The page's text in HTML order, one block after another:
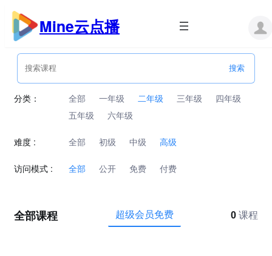
跳
内
Mine云点播
分类： 全部 一年级 二年级 三年级
四年级
五年级
六年级
难度 : 全部 初级 中级 高级
访问模式 : 全部 公开 免费 付费
全部课程 超级会员免费 0 课程